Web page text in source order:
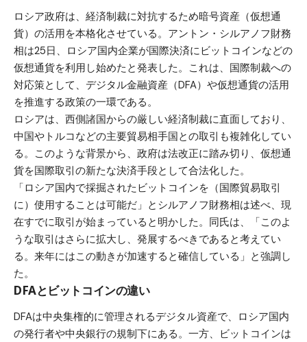
ロシア政府は、経済制裁に対抗するため暗号資産（仮想通
貨）の活用を本格化させている。アントン・シルアノフ財務
相は25日、ロシア国内企業が国際決済にビットコインなどの
仮想通貨を利用し始めたと発表した。これは、国際制裁への
対応策として、デジタル金融資産（DFA）や仮想通貨の活用
を推進する政策の一環である。
ロシアは、西側諸国からの厳しい経済制裁に直面しており、
中国やトルコなどの主要貿易相手国との取引も複雑化してい
る。このような背景から、政府は法改正に踏み切り、仮想通
貨を国際取引の新たな決済手段として合法化した。
「ロシア国内で採掘されたビットコインを（国際貿易取引
に）使用することは可能だ」とシルアノフ財務相は述べ、現
在すでに取引が始まっていると明かした。同氏は、「このよ
うな取引はさらに拡大し、発展するべきであると考えてい
る。来年にはこの動きが加速すると確信している」と強調し
た。
DFAとビットコインの違い
DFAは中央集権的に管理されるデジタル資産で、ロシア国内
の発行者や中央銀行の規制下にある。一方、ビットコインは